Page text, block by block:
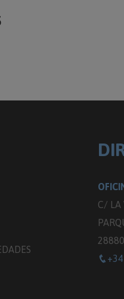
C/ LA